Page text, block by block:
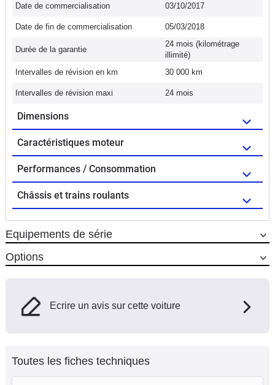
Date de commercialisation 03/10/2017
Date de fin de commercialisation 05/03/2018
Durée de la garantie
24 mois (kilométrage
illimité)
Intervalles de révision en km
30 000 km
Intervalles de révision maxi 24 mois
Dimensions
Caractéristiques moteur
Performances / Consommation
Châssis et trains roulants
Equipements de série
Options
Ecrire un avis sur cette voiture
Toutes les fiches techniques